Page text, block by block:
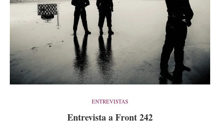
ENTREVISTAS
Entrevista a Front 242